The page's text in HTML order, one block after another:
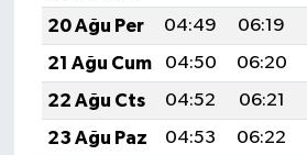
20 Ağu Per
04:49 06:19
21 Ağu Cum
04:50 06:20
22 Ağu Cts
04:52 06:21
23 Ağu Paz
04:53 06:22